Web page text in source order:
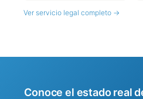
Ver servicio legal completo →
Conoce el estado real